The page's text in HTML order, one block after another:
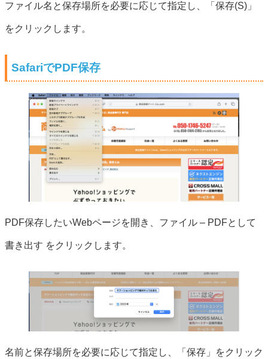
ファイル名と保存場所を必要に応じて指定し、「保存(S)」
をクリックします。
SafariでPDF保存
PDF保存したいWebページを開き、ファイル – PDFとして
書き出す をクリックします。
名前と保存場所を必要に応じて指定し、「保存」をクリック